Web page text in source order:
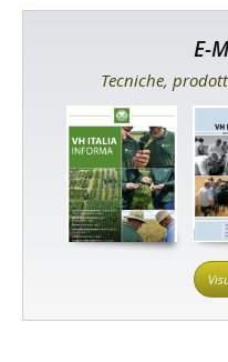
E-
Tecniche,